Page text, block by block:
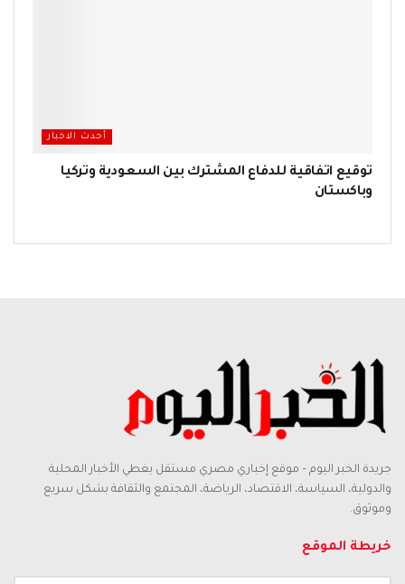
أحدث الاخبار
توقيع اتفاقية للدفاع المشترك بين السعودية وتركيا
وباكستان
جريدة الخبر اليوم – موقع إخباري مصري مستقل يغطي الأخبار المحلية
والدولية، السياسة، الاقتصاد، الرياضة، المجتمع والثقافة بشكل سريع
وموثوق.
خريطة الموقع